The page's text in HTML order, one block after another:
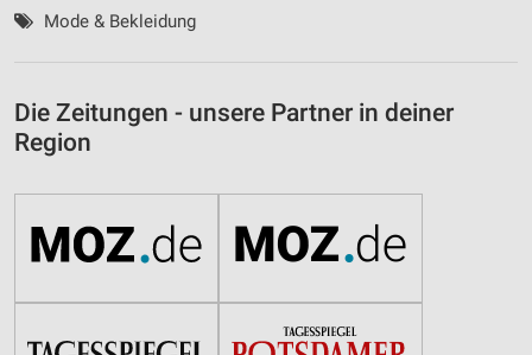
Mode & Bekleidung
Die Zeitungen - unsere Partner in deiner
Region